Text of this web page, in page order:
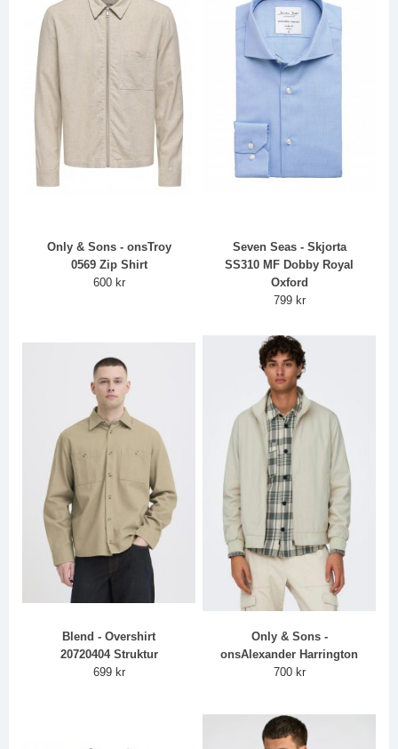
Only & Sons - onsTroy
0569 Zip Shirt
600 kr
Seven Seas - Skjorta
SS310 MF Dobby Royal
Oxford
799 kr
Blend - Overshirt
20720404 Struktur
699 kr
Only & Sons -
onsAlexander Harrington
700 kr